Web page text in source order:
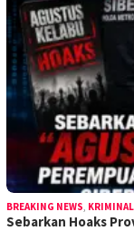
BREAKING NEWS KRIMINAL
Sebarkan Hoaks